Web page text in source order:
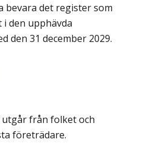
bevara det register som
i den upphävda
den 31 december 2029.
från folket och
företrädare.